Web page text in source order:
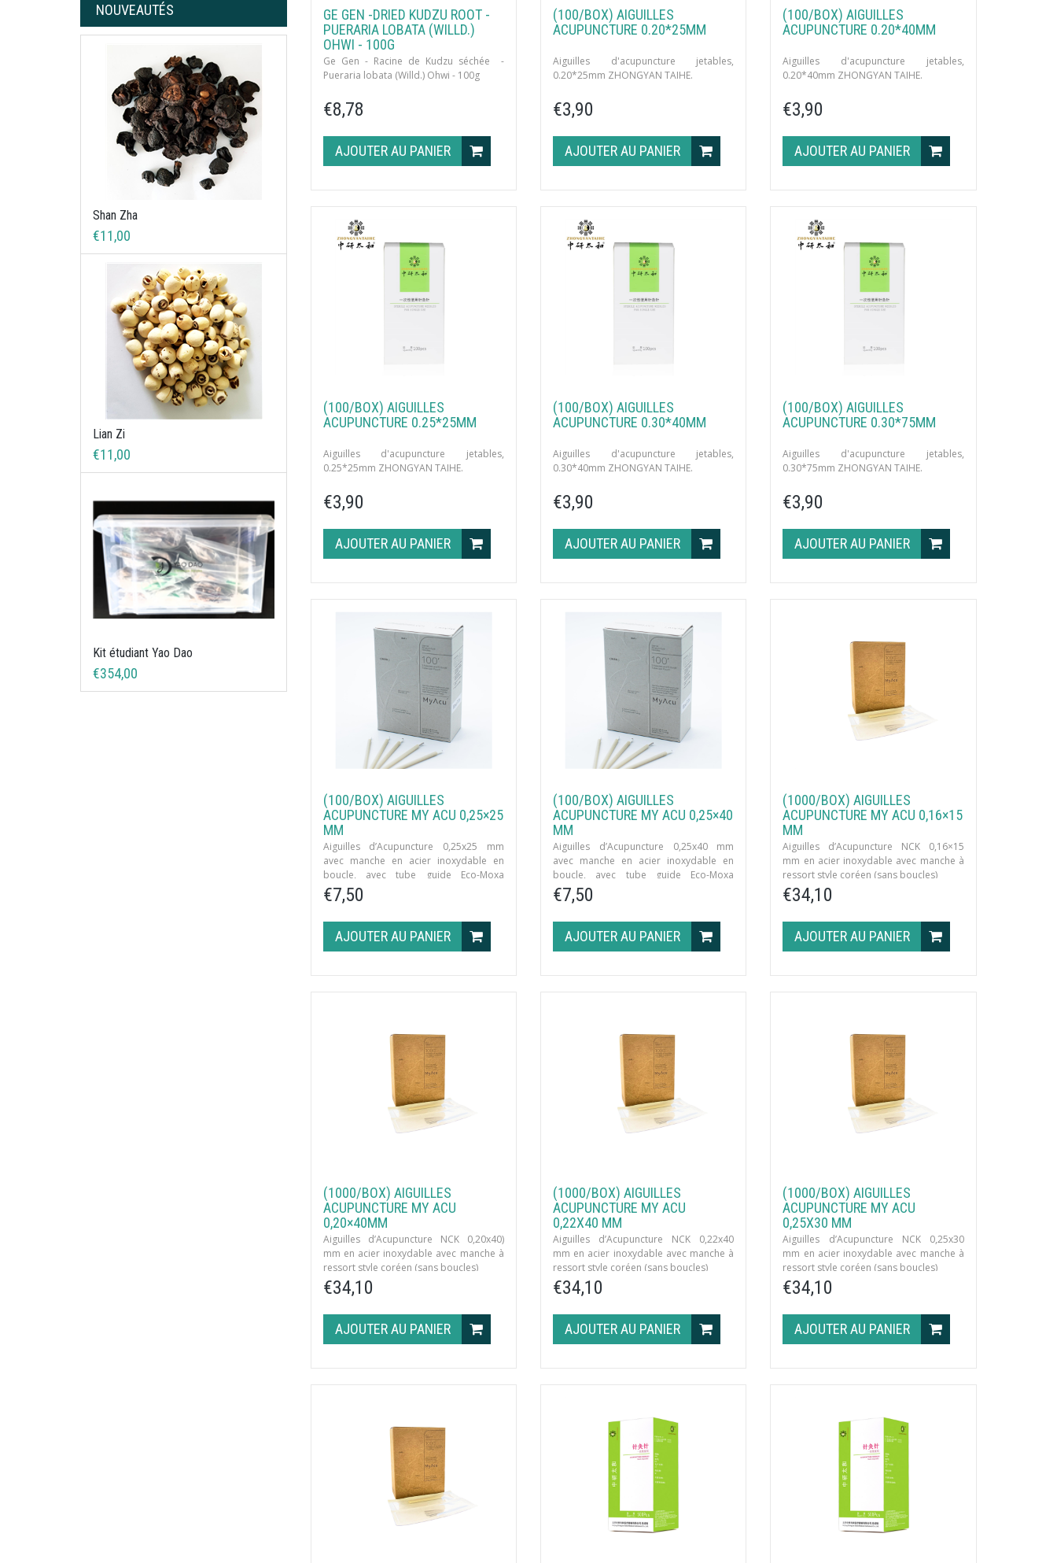
NOUVEAUTÉS
Shan Zha
€11,00
Lian Zi
€11,00
Kit étudiant Yao Dao
€354,00
GE GEN -DRIED KUDZU ROOT -
PUERARIA LOBATA (WILLD.)
OHWI - 100G
Ge Gen - Racine de Kudzu séchée -
Pueraria lobata (Willd.) Ohwi - 100g
€8,78
AJOUTER AU PANIER
(100/BOX) AIGUILLES
ACUPUNCTURE 0.20*25MM
Aiguilles d'acupuncture jetables,
0.20*25mm ZHONGYAN TAIHE.
100 unités par boîte avec tube guide.
€3,90
AJOUTER AU PANIER
(100/BOX) AIGUILLES
ACUPUNCTURE 0.20*40MM
Aiguilles d'acupuncture jetables,
0.20*40mm ZHONGYAN TAIHE.
100 unités par boîte avec tube guide.
€3,90
AJOUTER AU PANIER
(100/BOX) AIGUILLES
ACUPUNCTURE 0.25*25MM
Aiguilles d'acupuncture jetables,
0.25*25mm ZHONGYAN TAIHE.
100 unités par boîte avec tube guide.
€3,90
AJOUTER AU PANIER
(100/BOX) AIGUILLES
ACUPUNCTURE 0.30*40MM
Aiguilles d'acupuncture jetables,
0.30*40mm ZHONGYAN TAIHE.
100 unités par boîte avec tube guide.
€3,90
AJOUTER AU PANIER
(100/BOX) AIGUILLES
ACUPUNCTURE 0.30*75MM
Aiguilles d'acupuncture jetables,
0.30*75mm ZHONGYAN TAIHE.
100 unités par boîte avec tube guide.
€3,90
AJOUTER AU PANIER
(100/BOX) AIGUILLES
ACUPUNCTURE MY ACU 0,25×25
MM
Aiguilles d’Acupuncture 0,25x25 mm
avec manche en acier inoxydable en
boucle, avec tube guide Eco-Moxa
individuel – 100 pcs/boîte
€7,50
AJOUTER AU PANIER
(100/BOX) AIGUILLES
ACUPUNCTURE MY ACU 0,25×40
MM
Aiguilles d’Acupuncture 0,25x40 mm
avec manche en acier inoxydable en
boucle, avec tube guide Eco-Moxa
individuel – 100 pcs/boîte
€7,50
AJOUTER AU PANIER
(1000/BOX) AIGUILLES
ACUPUNCTURE MY ACU 0,16×15
MM
Aiguilles d’Acupuncture NCK 0,16×15
mm en acier inoxydable avec manche à
ressort style coréen (sans boucles)
10 aiguilles/sachet · 1000 aiguilles/boîte ·
8 tubes d’Eco-Moxa/boîte
€34,10
AJOUTER AU PANIER
(1000/BOX) AIGUILLES
ACUPUNCTURE MY ACU
0,20×40MM
Aiguilles d’Acupuncture NCK 0,20x40)
mm en acier inoxydable avec manche à
ressort style coréen (sans boucles)
10 aiguilles/sachet · 1000 aiguilles/boîte ·
8 tubes d’Eco-Moxa/boîte
€34,10
AJOUTER AU PANIER
(1000/BOX) AIGUILLES
ACUPUNCTURE MY ACU
0,22X40 MM
Aiguilles d’Acupuncture NCK 0,22x40
mm en acier inoxydable avec manche à
ressort style coréen (sans boucles)
10 aiguilles/sachet · 1000 aiguilles/boîte ·
8 tubes d’Eco-Moxa/boîte
€34,10
AJOUTER AU PANIER
(1000/BOX) AIGUILLES
ACUPUNCTURE MY ACU
0,25X30 MM
Aiguilles d’Acupuncture NCK 0,25x30
mm en acier inoxydable avec manche à
ressort style coréen (sans boucles)
10 aiguilles/sachet · 1000 aiguilles/boîte ·
€34,10
AJOUTER AU PANIER